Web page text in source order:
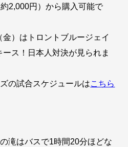
2,000円）から購入可能で
）はトロントブルージェイ
ス！日本人対決が見られま
の試合スケジュールはこちら
滝はバスで1時間20分ほどな